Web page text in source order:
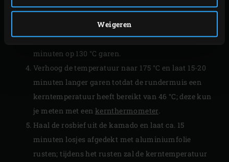
Weigeren
van het rooster en leg de pompoenhelften op de
schil naast het rek. Sluit het deksel van de kamado
en laat de rundermuis en de pompoen ca. 30
minuten op 130 °C garen.
Verhoog de temperatuur naar 175 °C en laat 15-20
minuten langer garen totdat de rundermuis een
kerntemperatuur heeft bereikt van 46 °C; deze kun
je meten met een kernthermometer.
Haal de rosbief uit de kamado en laat ca. 15
minuten losjes afgedekt met aluminiumfolie
rusten; tijdens het rusten zal de kerntemperatuur